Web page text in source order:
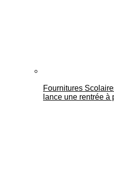
Fournitures
lance une rentrée à